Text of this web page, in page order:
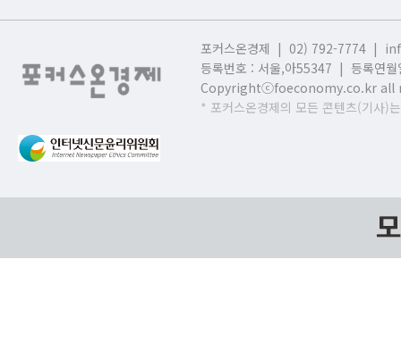
포커스온경제 | 02) 792-7774 |
등록번호 : 서울,아55347 | 등록연
Copyrightⓒfoeconomy.co.kr all
* 포커스온경제의 모든 콘텐츠(기사)